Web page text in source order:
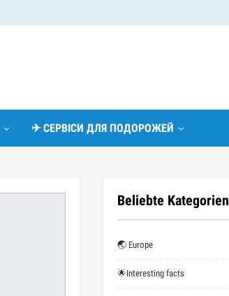
✈ СЕРВІСИ ДЛЯ ПОДОРОЖЕЙ
Beliebte Kategorien
🌏 Europe
🌟Interesting facts